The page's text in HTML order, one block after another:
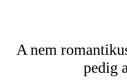
A nem
pedig